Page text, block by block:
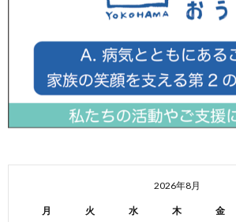
2026年8月
月 火 水 木 金